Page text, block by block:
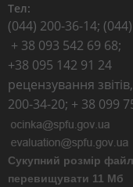
Тел:
(044) 200-36-14;
+ 38 093 542 69 68;
+38 095 142 91 24
рецензування
200-34-20; + 38 099
Сукупний розмір
перевищувати 11 Мб